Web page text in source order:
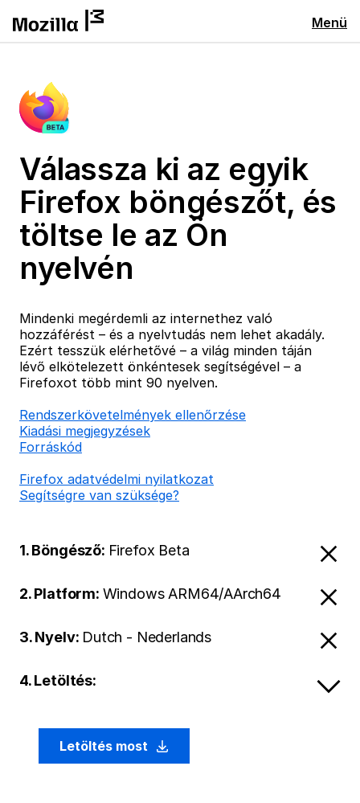
Menü
Válassza ki az egyik
Firefox böngészőt, és
töltse le az Ön
nyelvén
Mindenki megérdemli az internethez való
hozzáférést – és a nyelvtudás nem lehet akadály.
Ezért tesszük elérhetővé – a világ minden táján
lévő elkötelezett önkéntesek segítségével – a
Firefoxot több mint 90 nyelven.
Rendszerkövetelmények ellenőrzése
Kiadási megjegyzések
Forráskód
Firefox adatvédelmi nyilatkozat
Segítségre van szüksége?
1. Böngésző: Firefox Beta
2. Platform: Windows ARM64/AArch64
3. Nyelv: Dutch - Nederlands
4. Letöltés:
Letöltés most